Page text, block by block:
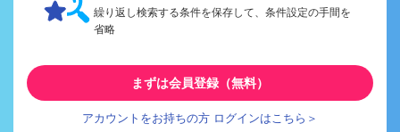
繰り返し検索する条件を保存して、条件設定の手間を
省略
まずは会員登録（無料）
アカウントをお持ちの方 ログインはこちら＞